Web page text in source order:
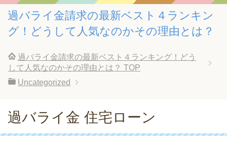
過バライ金請求の最新ベスト４ランキン
グ！どうして人気なのかその理由とは？
過バライ金請求の最新ベスト４ランキング！どう
して人気なのかその理由とは？ TOP
Uncategorized
過バライ金 住宅ローン